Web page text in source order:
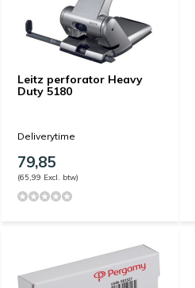
Leitz perforator Heavy
Duty 5180
Deliverytime
79,85
(65,99 Excl. btw)